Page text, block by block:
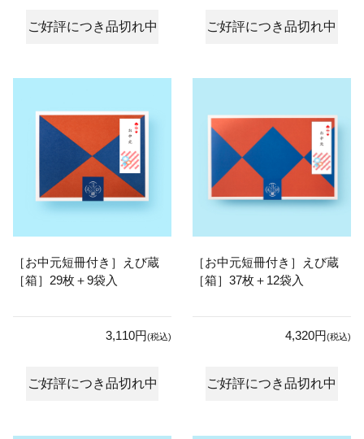
ご好評につき品切れ中 ご好評につき品切れ中
［お中元短冊付き］えび蔵
［箱］29枚＋9袋入
3,110円(税込)
ご好評につき品切れ中
［お中元短冊付き］えび蔵
［箱］37枚＋12袋入
4,320円(税込)
ご好評につき品切れ中